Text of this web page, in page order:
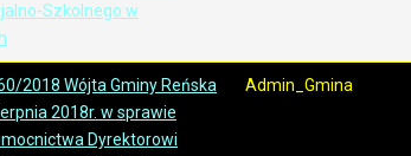
Szkolnego w
2018 Wójta Gminy Reńska
2018r. w sprawie
Dyrektorowi
Admin_Gmina